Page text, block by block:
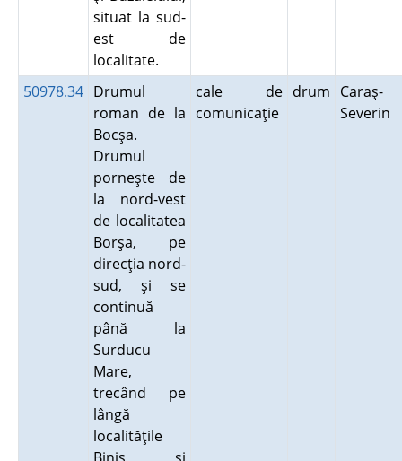
situat la sud-
est de
localitate.
50978.34 Drumul
roman de la
Bocşa.
Drumul
porneşte de
la nord-vest
de localitatea
Borşa, pe
direcţia nord-
sud, şi se
continuă
până la
Surducu
Mare,
trecând pe
lângă
localităţile
cale de
comunicaţie
drum Caraş-
Severin